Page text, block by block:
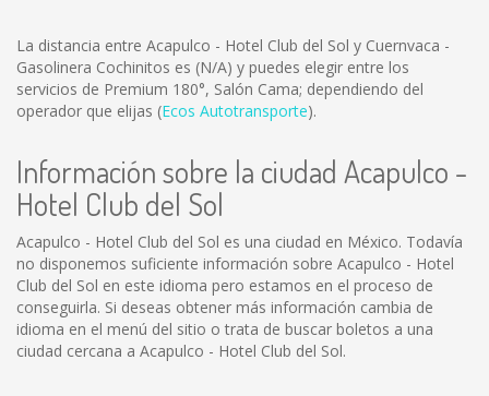
La distancia entre Acapulco - Hotel Club del Sol y Cuernvaca -
Gasolinera Cochinitos es (N/A) y puedes elegir entre los
servicios de Premium 180°, Salón Cama; dependiendo del
operador que elijas (Ecos Autotransporte).
Información sobre la ciudad Acapulco -
Hotel Club del Sol
Acapulco - Hotel Club del Sol es una ciudad en México. Todavía
no disponemos suficiente información sobre Acapulco - Hotel
Club del Sol en este idioma pero estamos en el proceso de
conseguirla. Si deseas obtener más información cambia de
idioma en el menú del sitio o trata de buscar boletos a una
ciudad cercana a Acapulco - Hotel Club del Sol.